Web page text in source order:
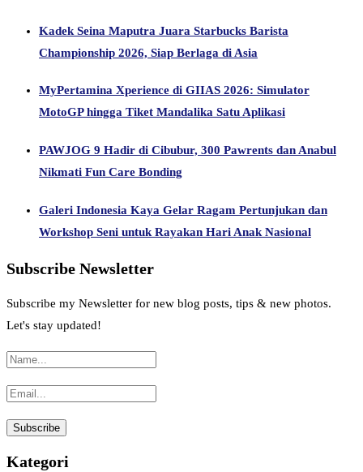
Kadek Seina Maputra Juara Starbucks Barista
Championship 2026, Siap Berlaga di Asia
MyPertamina Xperience di GIIAS 2026: Simulator
MotoGP hingga Tiket Mandalika Satu Aplikasi
PAWJOG 9 Hadir di Cibubur, 300 Pawrents dan Anabul
Nikmati Fun Care Bonding
Galeri Indonesia Kaya Gelar Ragam Pertunjukan dan
Workshop Seni untuk Rayakan Hari Anak Nasional
Subscribe Newsletter
Subscribe my Newsletter for new blog posts, tips & new photos.
Let's stay updated!
Kategori